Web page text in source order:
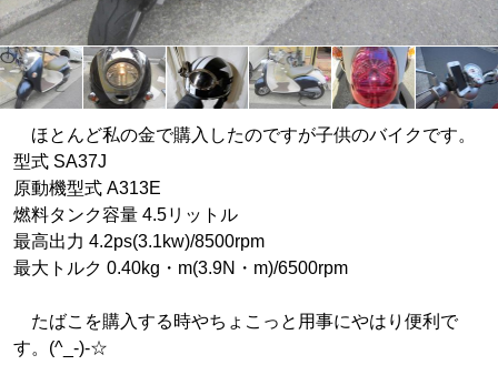
ほとんど私の金で購入したのですが子供のバイクです。
型式 SA37J
原動機型式 A313E
燃料タンク容量 4.5リットル
最高出力 4.2ps(3.1kw)/8500rpm
最大トルク 0.40kg・m(3.9N・m)/6500rpm
たばこを購入する時やちょこっと用事にやはり便利で
す。(^_-)-☆